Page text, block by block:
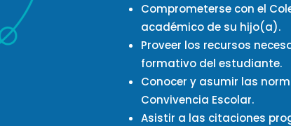
Comprometerse con el
académico de su hijo(a).
Proveer los recursos
formativo del estudiante.
Conocer y asumir las
Convivencia Escolar.
Asistir a las citaciones